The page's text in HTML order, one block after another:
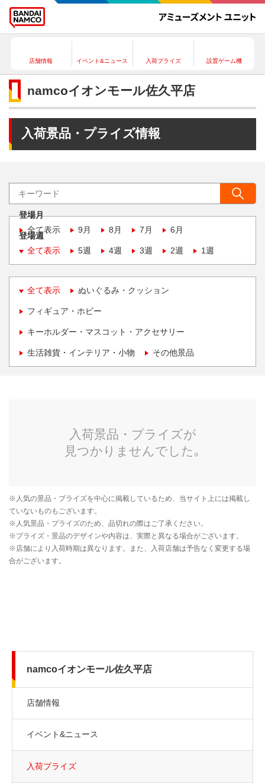
店舗情報 イベント&ニュース 入荷プライズ 設置ゲーム機
namcoイオンモール佐久平店
入荷景品・プライズ情報
登場月
全て表示
9月 8月 7月 6月
登場週
全て表示
5週 4週 3週 2週 1週
全て表示 ぬいぐるみ・クッション
フィギュア・ホビー
キーホルダー・マスコット・アクセサリー
生活雑貨・インテリア・小物 その他景品
namcoイオンモール佐久平店
店舗情報
イベント&ニュース
入荷プライズ